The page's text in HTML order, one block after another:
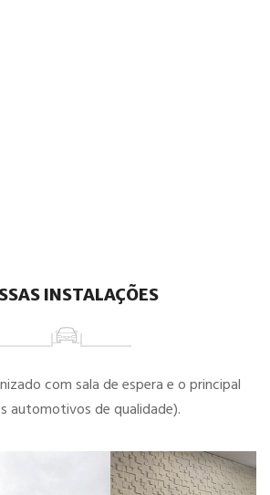
INSTALAÇÕES
com sala de espera e o principal
automotivos de qualidade).